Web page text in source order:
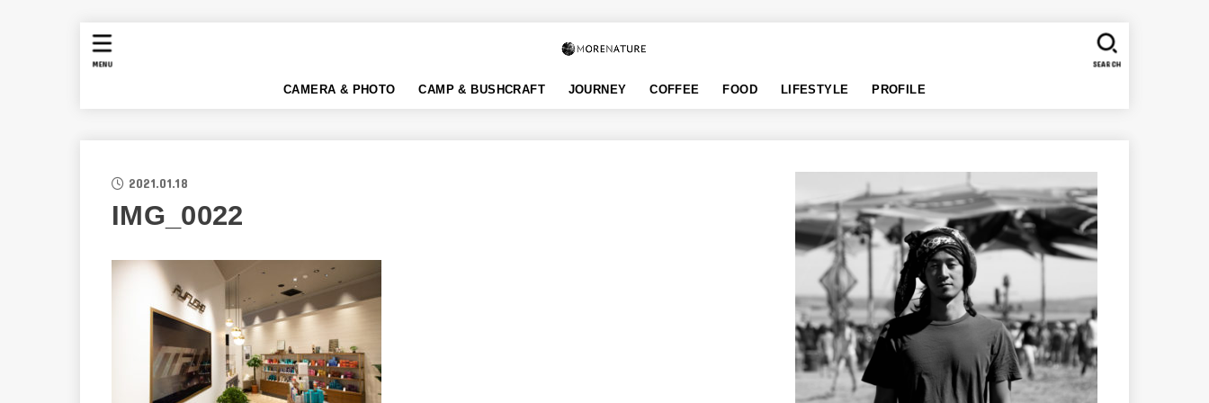
CAMERA & PHOTO CAMP & BUSHCRAFT JOURNEY COFFEE FOOD LIFESTYLE PROFILE
SEARCH
MENU
2021.01.18
IMG_0022